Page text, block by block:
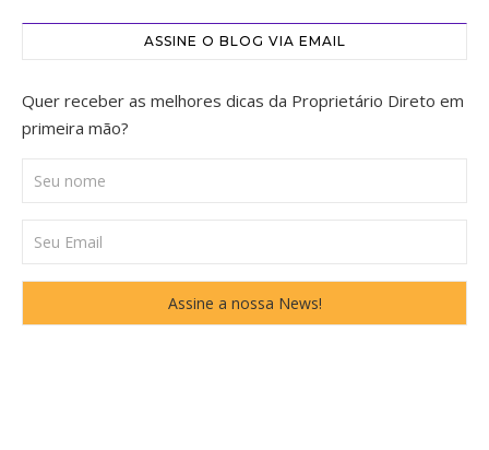
ASSINE O BLOG VIA EMAIL
Quer receber as melhores dicas da Proprietário Direto em
primeira mão?